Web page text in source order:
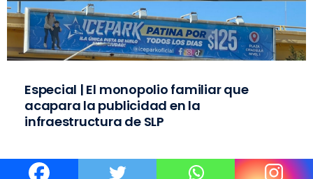
Especial | El monopolio familiar que
acapara la publicidad en la
infraestructura de SLP